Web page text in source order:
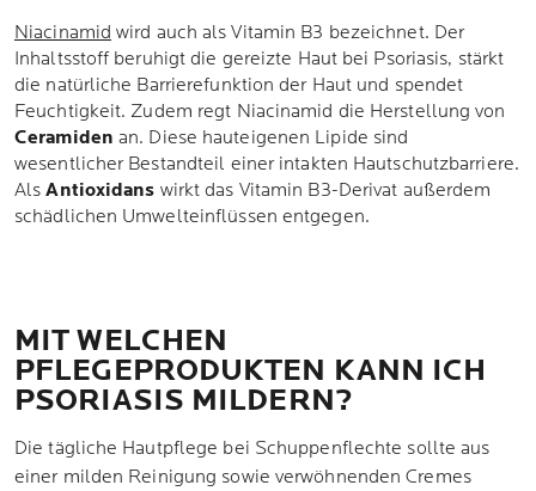
Niacinamid wird auch als Vitamin B3 bezeichnet. Der
Inhaltsstoff beruhigt die gereizte Haut bei Psoriasis, stärkt
die natürliche Barrierefunktion der Haut und spendet
Feuchtigkeit. Zudem regt Niacinamid die Herstellung von
Ceramiden an. Diese hauteigenen Lipide sind
wesentlicher Bestandteil einer intakten Hautschutzbarriere.
AlsAntioxidans wirkt das Vitamin B3-Derivat außerdem
schädlichen Umwelteinflüssen entgegen.
MIT WELCHEN
PFLEGEPRODUKTEN KANN ICH
PSORIASIS MILDERN?
Die tägliche Hautpflege bei Schuppenflechte sollte aus
einer milden Reinigung sowie verwöhnenden Cremes